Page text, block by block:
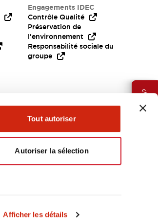
Afficher les détails
Tout autoriser
Autoriser la sélection
Besoin d'aide?
Engagements IDEC
Contrôle Qualité
Préservation de
l'environnement
Responsabilité sociale du
groupe
EMEA